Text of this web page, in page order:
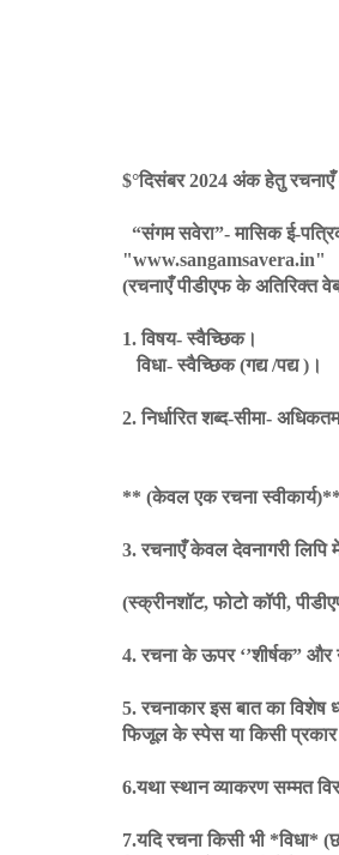
$°दिसंबर 2024 अंक हेतु
“संगम सवेरा”- मासिक ई-
"www.sangamsavera.in"
(रचनाएँ पीडीएफ के अतिरिक्त
1. विषय- स्वैच्छिक।
विधा- स्वैच्छिक (गद्य /पद्य )।
2. निर्धारित शब्द-सीमा-
** (केवल एक रचना स्वीकार्य)**
3. रचनाएँ केवल देवनागरी लिपि
(स्क्रीनशॉट, फोटो कॉपी,
4. रचना के ऊपर ‘’शीर्षक” और
5. रचनाकार इस बात का
फिजूल के स्पेस या किसी
6.यथा स्थान व्याकरण सम्मत
7.यदि रचना किसी भी *विधा*